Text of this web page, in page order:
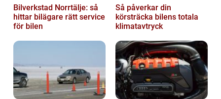
Bilverkstad Norrtälje: så
hittar bilägare rätt service
för bilen
Så påverkar din
körsträcka bilens totala
klimatavtryck